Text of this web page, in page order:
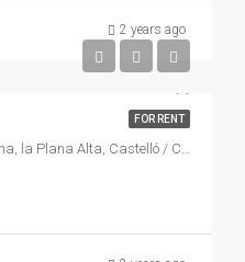
2 years ago
FOR RENT
Carrer Major, Castelló de la Plana, la Plana Alta, Castelló / Castellón, Comunitat Valenciana, 12001, España